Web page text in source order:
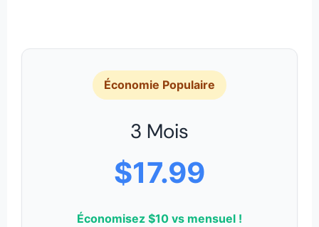
Économie Populaire
3 Mois
$17.99
Économisez $10 vs mensuel !